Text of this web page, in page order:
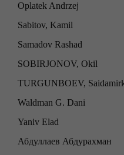
Oplatek Andrzej
Sabitov, Kamil
Samadov Rashad
SOBIRJONOV, Okil
TURGUNBOEV,
Waldman G. Dani
Yaniv Elad
Абдуллаев Абдурахман